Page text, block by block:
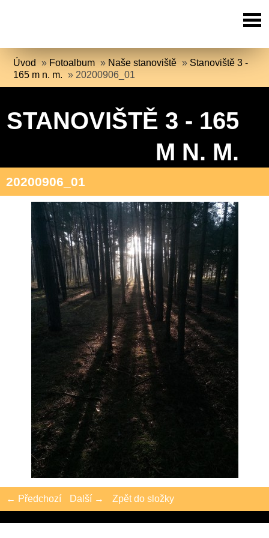
Úvod » Fotoalbum » Naše stanoviště » Stanoviště 3 -
165 m n. m. » 20200906_01
STANOVIŠTĚ 3 - 165
M N. M.
20200906_01
← Předchozí Další → Zpět do složky